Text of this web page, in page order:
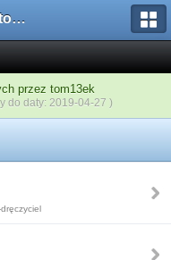
Forum Watchtower
przez tom13ek
do daty: 2019-04-27 )
dręczyciel